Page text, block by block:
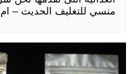
منسي للتغليف الحديث – ام